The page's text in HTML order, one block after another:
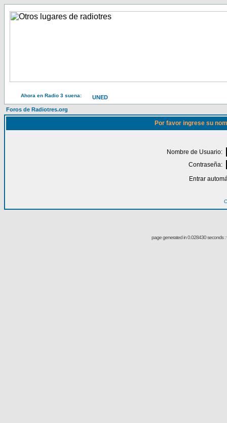
Ahora en Radio 3 suena:
UNED
Foros de Radiotres.org
Por favor ingrese su
Nombre de Usuario:
Contraseña:
Entrar
page generated in 0.028430 seconds :